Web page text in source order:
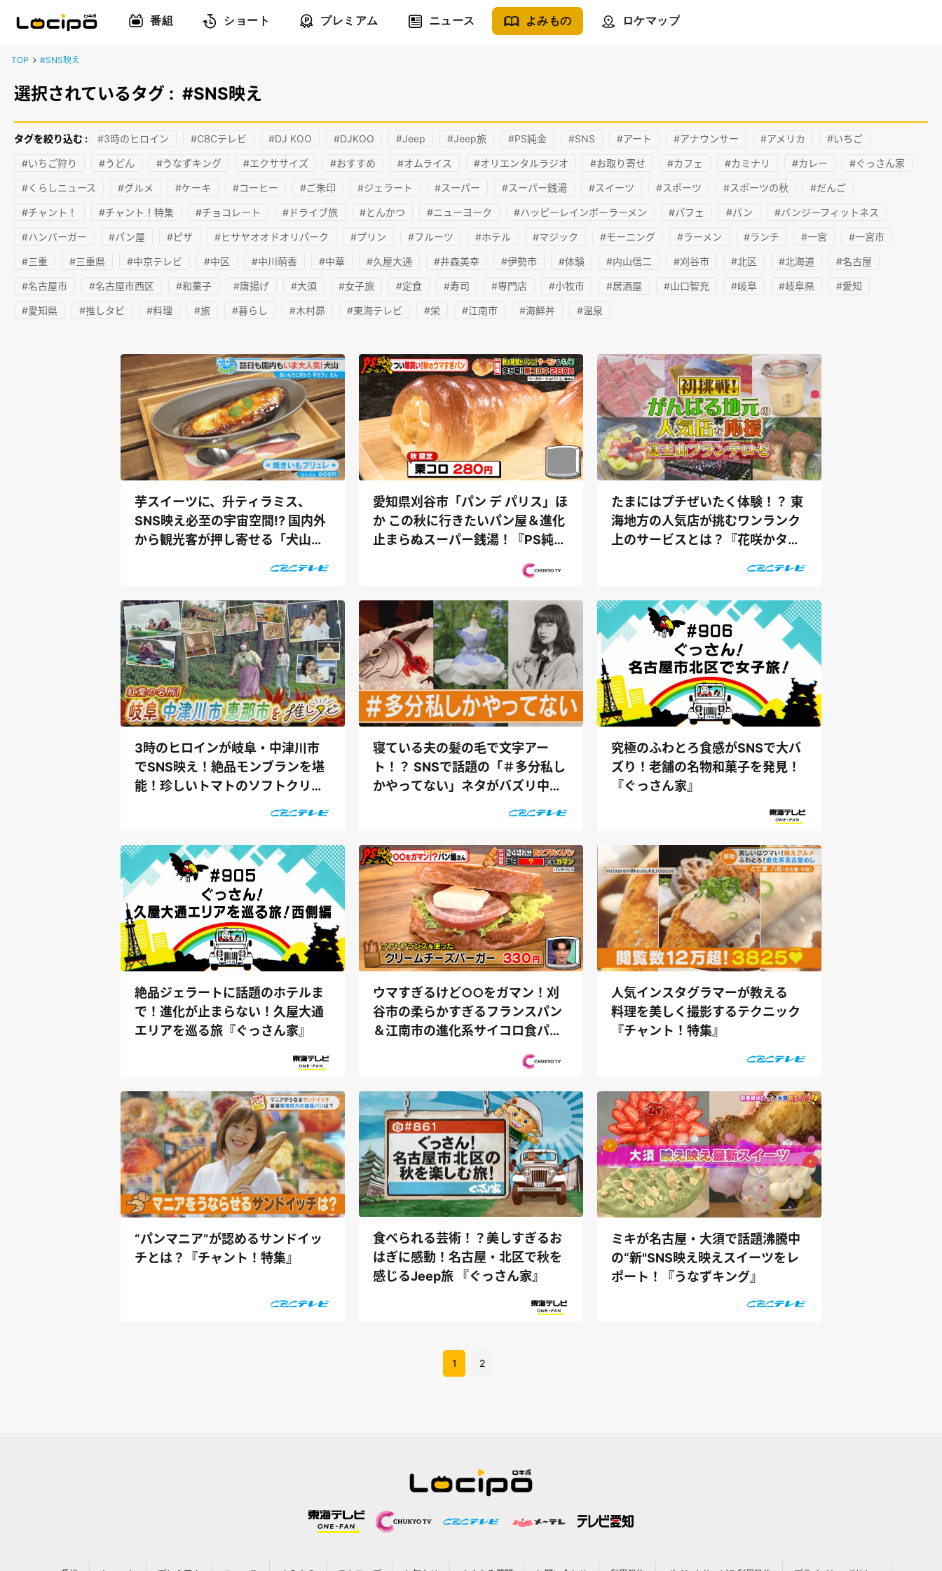
番組 ショート プレミアム ニュース よみもの ロケマップ
TOP #SNS映え
選択されているタグ : #SNS映え
タグを絞り込む : #3時のヒロイン #CBCテレビ #DJ KOO #DJKOO #Jeep #Jeep旅 #PS純金 #SNS #アート #アナウンサー #アメリカ #いちご
#いちご狩り #うどん #うなずキング #エクササイズ #おすすめ #オムライス #オリエンタルラジオ #お取り寄せ #カフェ #カミナリ #カレー #ぐっさん家
#くらしニュース #グルメ #ケーキ #コーヒー #ご朱印 #ジェラート #スーパー #スーパー銭湯 #スイーツ #スポーツ #スポーツの秋 #だんご
#チャント！ #チャント！特集 #チョコレート #ドライブ旅 #とんかつ #ニューヨーク #ハッピーレインボーラーメン #パフェ #パン #バンジーフィットネス
#ハンバーガー #パン屋 #ピザ #ヒサヤオオドオリパーク #プリン #フルーツ #ホテル #マジック #モーニング #ラーメン #ランチ #一宮 #一宮市
#三重 #三重県 #中京テレビ #中区 #中川萌香 #中華 #久屋大通 #井森美幸 #伊勢市 #体験 #内山信二 #刈谷市 #北区 #北海道 #名古屋
#名古屋市 #名古屋市西区 #和菓子 #唐揚げ #大須 #女子旅 #定食 #寿司 #専門店 #小牧市 #居酒屋 #山口智充 #岐阜 #岐阜県 #愛知
#愛知県 #推しタビ #料理 #旅 #暮らし #木村昴 #東海テレビ #栄 #江南市 #海鮮丼 #温泉
芋スイーツに、升ティラミス、
SNS映え必至の宇宙空間!? 国内外
から観光客が押し寄せる「犬山城
愛知県刈谷市「パン デ パリス」ほ
か この秋に行きたいパン屋＆進化
止まらぬスーパー銭湯！『PS純金
たまにはプチぜいたく体験！？ 東
海地方の人気店が挑むワンランク
上のサービスとは？『花咲かタイ
3時のヒロインが岐阜・中津川市
でSNS映え！絶品モンブランを堪
能！珍しいトマトのソフトクリー
寝ている夫の髪の毛で文字アー
ト！？ SNSで話題の「＃多分私し
かやってない」ネタがバズリ中
究極のふわとろ食感がSNSで大バ
ズり！老舗の名物和菓子を発見！
『ぐっさん家』
絶品ジェラートに話題のホテルま
で！進化が止まらない！久屋大通
エリアを巡る旅『ぐっさん家』
ウマすぎるけど○○をガマン！刈
谷市の柔らかすぎるフランスパン
＆江南市の進化系サイコロ食パン
人気インスタグラマーが教える
料理を美しく撮影するテクニック
『チャント！特集』
“パンマニア”が認めるサンドイッ
チとは？『チャント！特集』
食べられる芸術！？美しすぎるお
はぎに感動！名古屋・北区で秋を
感じるJeep旅 『ぐっさん家』
ミキが名古屋・大須で話題沸騰中
の“新"SNS映え映えスイーツをレ
ポート！『うなずキング』
1 2